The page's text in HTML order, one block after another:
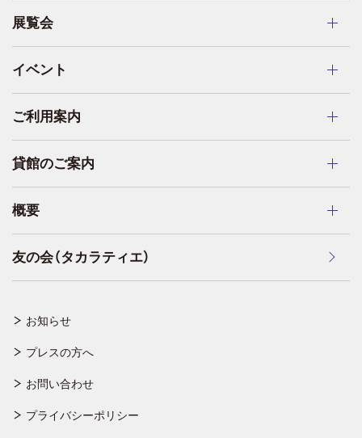
お知らせ
プレスの方へ
お問い合わせ
プライバシーポリシー
展覧会
イベント
ご利用案内
貸館のご案内
概要
友の会（タカラティエ）